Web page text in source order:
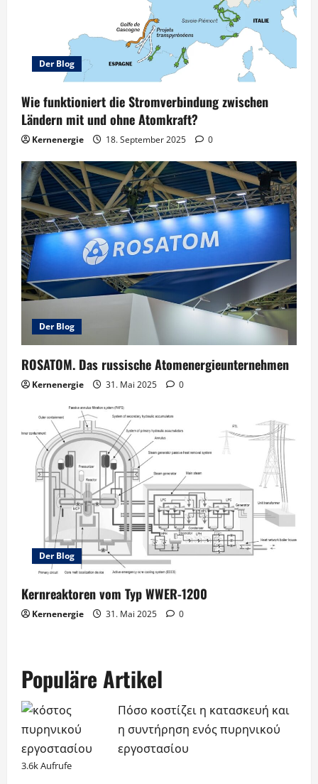
Der Blog
Wie funktioniert die Stromverbindung zwischen
Ländern mit und ohne Atomkraft?
Kernenergie 18. September 2025 0
Der Blog
ROSATOM. Das russische Atomenergieunternehmen
Kernenergie 31. Mai 2025 0
Der Blog
Kernreaktoren vom Typ WWER-1200
Kernenergie 31. Mai 2025 0
Populäre Artikel
Πόσο κοστίζει η κατασκευή και
η συντήρηση ενός πυρηνικού
εργοστασίου
3.6k Aufrufe